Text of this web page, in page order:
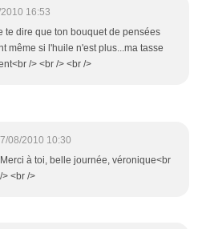
16:53
te dire que ton bouquet de pensées
même si l'huile n'est plus...ma tasse
/> <br /> <br />
08/2010 10:30
à toi, belle journée, véronique<br
> <br />